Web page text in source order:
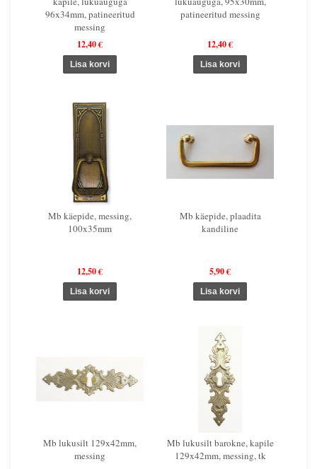
96x34mm, patineeritud
messing
12,40 €
patineeritud messing
12,40 €
Mb käepide, messing,
100x35mm
12,50 €
Mb käepide, plaadita
kandiline
5,90 €
Mb lukusilt 129x42mm,
messing
Mb lukusilt barokne, kapile
129x42mm, messing, tk